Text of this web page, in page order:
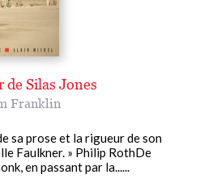
de Silas Jones
Franklin
sa prose et la rigueur de son
Faulkner. » Philip RothDe
en passant par la......